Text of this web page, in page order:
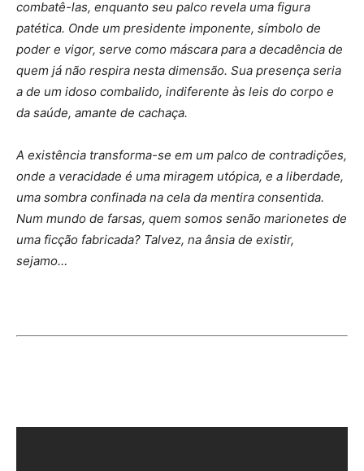
combatê-las, enquanto seu palco revela uma figura
patética. Onde um presidente imponente, símbolo de
poder e vigor, serve como máscara para a decadência de
quem já não respira nesta dimensão. Sua presença seria
a de um idoso combalido, indiferente às leis do corpo e
da saúde, amante de cachaça.
A existência transforma-se em um palco de contradições,
onde a veracidade é uma miragem utópica, e a liberdade,
uma sombra confinada na cela da mentira consentida.
Num mundo de farsas, quem somos senão marionetes de
uma ficção fabricada? Talvez, na ânsia de existir,
sejamo…